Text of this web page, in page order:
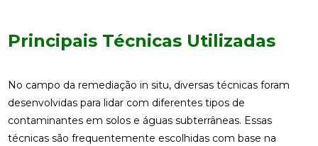
Principais Técnicas Utilizadas
No campo da remediação in situ, diversas técnicas foram
desenvolvidas para lidar com diferentes tipos de
contaminantes em solos e águas subterrâneas. Essas
técnicas são frequentemente escolhidas com base na